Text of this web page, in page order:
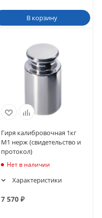
В корзину
Гиря калибровочная 1кг
М1 нерж (свидетельство и
протокол)
Нет в наличии
Характеристики
7 570₽